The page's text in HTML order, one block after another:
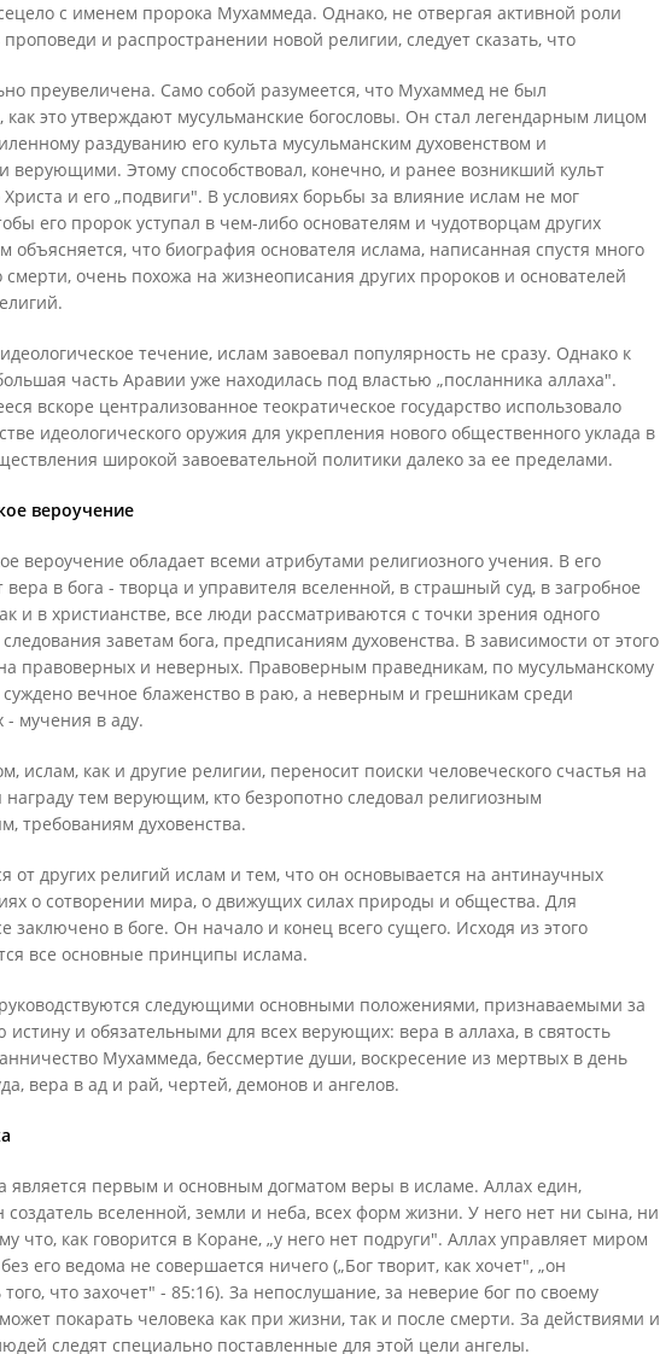
с именем пророка Мухаммеда. Однако, не отвергая активной роли
и распространении новой религии, следует сказать, что
преувеличена. Само собой разумеется, что Мухаммед не был
как это утверждают мусульманские богословы. Он стал легендарным лицом
раздуванию его культа мусульманским духовенством и
верующими. Этому способствовал, конечно, и ранее возникший культ
и его „подвиги". В условиях борьбы за влияние ислам не мог
его пророк уступал в чем-либо основателям и чудотворцам других
объясняется, что биография основателя ислама, написанная спустя много
смерти, очень похожа на жизнеописания других пророков и основателей
течение, ислам завоевал популярность не сразу. Однако к
часть Аравии уже находилась под властью „посланника аллаха".
вскоре централизованное теократическое государство использовало
идеологического оружия для укрепления нового общественного уклада в
широкой завоевательной политики далеко за ее пределами.
вероучение
вероучение обладает всеми атрибутами религиозного учения. В его
вера в бога - творца и управителя вселенной, в страшный суд, в загробное
и в христианстве, все люди рассматриваются с точки зрения одного
заветам бога, предписаниям духовенства. В зависимости от этого
правоверных и неверных. Правоверным праведникам, по мусульманскому
вечное блаженство в раю, а неверным и грешникам среди
- мучения в аду.
ислам, как и другие религии, переносит поиски человеческого счастья на
награду тем верующим, кто безропотно следовал религиозным
требованиям духовенства.
от других религий ислам и тем, что он основывается на антинаучных
о сотворении мира, о движущих силах природы и общества. Для
заключено в боге. Он начало и конец всего сущего. Исходя из этого
все основные принципы ислама.
следующими основными положениями, признаваемыми за
и обязательными для всех верующих: вера в аллаха, в святость
Мухаммеда, бессмертие души, воскресение из мертвых в день
вера в ад и рай, чертей, демонов и ангелов.
является первым и основным догматом веры в исламе. Аллах един,
вселенной, земли и неба, всех форм жизни. У него нет ни сына, ни
что, как говорится в Коране, „у него нет подруги". Аллах управляет миром
его ведома не совершается ничего („Бог творит, как хочет", „он
что захочет" - 85:16). За непослушание, за неверие бог по своему
покарать человека как при жизни, так и после смерти. За действиями и
следят специально поставленные для этой цели ангелы.